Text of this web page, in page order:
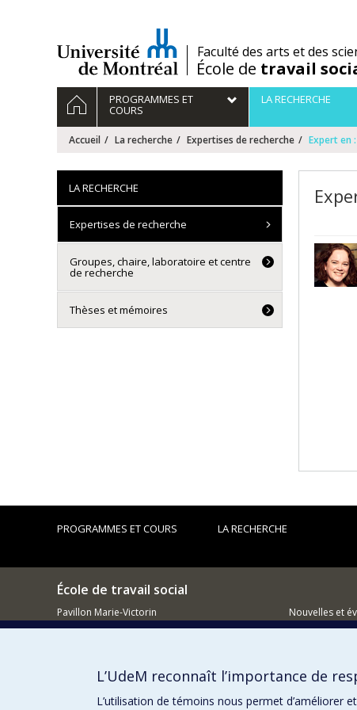
/Faculté des arts et des
École de travail
Navigation
principale
ACCUEILPROGRAMMES ET
COURS
LA RECHERCHE
Accueil La recherche Expertises de recherche Expert en
LA RECHERCHE
Expertises de recherche
Groupes, chaire, laboratoire et centre
de recherche
Thèses et mémoires
PROGRAMMES ET COURS LA RECHERCHE
École de travail social
Pavillon Marie-Victorin
Nouvelles et
L’UdeM reconnaît l’importance de
L’utilisation de témoins nous permet